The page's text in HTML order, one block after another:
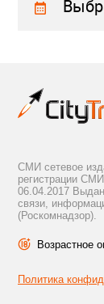
СМИ сетевое
регистрации
06.04.2017
связи,
(Роскомнадзор).
Возрастное
Политика